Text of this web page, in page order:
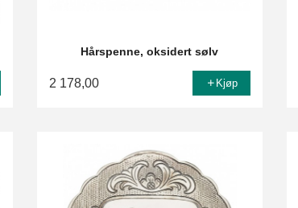
Hårspenne, oksidert sølv
2 178,00 Kjøp